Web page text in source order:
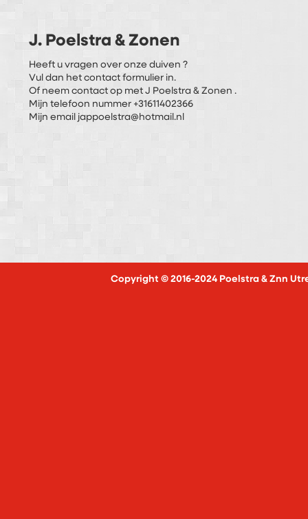
J. Poelstra & Zonen
Heeft u vragen over onze duiven ?
Vul dan het contact formulier in.
Of neem contact op met J Poelstra & Zonen .
Mijn telefoon nummer +31611402366
Mijn email jappoelstra@hotmail.nl
Copyright © 2016-2024 Poelstra & Znn